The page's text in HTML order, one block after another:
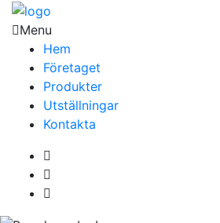
Menu
Hem
Företaget
Produkter
Utställningar
Kontakta